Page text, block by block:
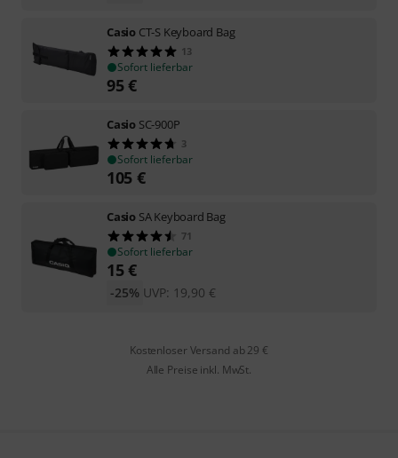
Casio CT-S Keyboard Bag
13
Sofort lieferbar
95€
Casio SC-900P
3
Sofort lieferbar
105 €
Casio SA Keyboard Bag
71
Sofort lieferbar
15€
UVP: 19,90 €
-25%
Kostenloser Versand ab 29 €
Alle Preise inkl. MwSt.